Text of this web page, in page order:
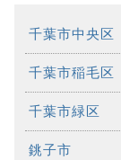
千葉市中央区
千葉市稲毛区
千葉市緑区
銚子市